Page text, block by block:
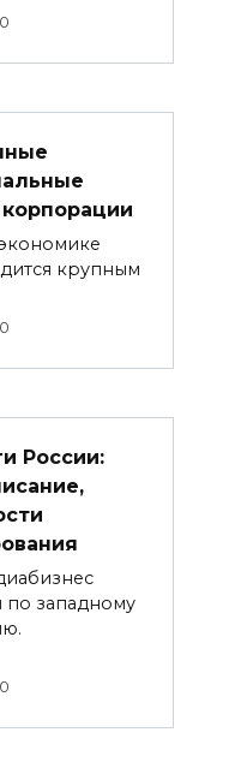
0
крупным
0
России:
по западному
0